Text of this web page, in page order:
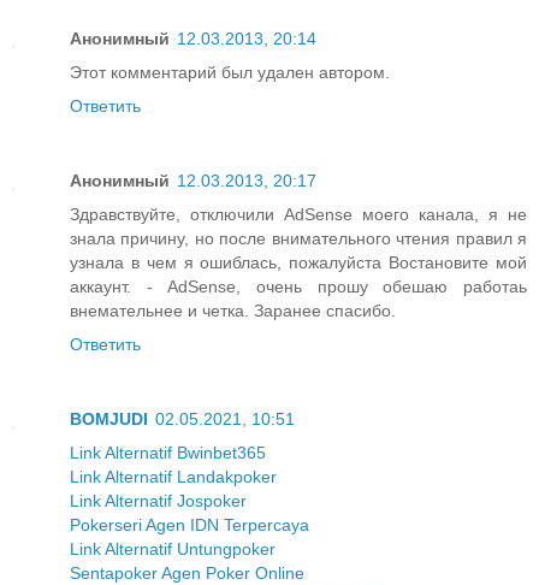
Анонимный 12.03.2013, 20:14
Этот комментарий был удален автором.
Ответить
Анонимный 12.03.2013, 20:17
Здравствуйте, отключили AdSense моего канала, я не
знала причину, но после внимательного чтения правил я
узнала в чем я ошиблась, пожалуйста Востановите мой
аккаунт. - AdSense, очень прошу обешаю работаь
внемательнее и четка. Заранее спасибо.
Ответить
BOMJUDI 02.05.2021, 10:51
Link Alternatif Bwinbet365
Link Alternatif Landakpoker
Link Alternatif Jospoker
Pokerseri Agen IDN Terpercaya
Link Alternatif Untungpoker
Sentapoker Agen Poker Online